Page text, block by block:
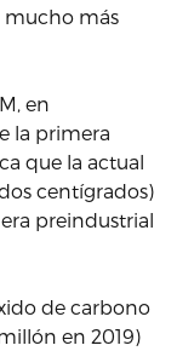
mucho más
en
la primera
que la actual
centígrados)
era preindustrial
de carbono
en 2019)